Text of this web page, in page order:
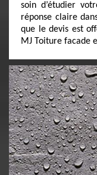
soin d’étudier
réponse claire
que le devis est
MJ Toiture facade